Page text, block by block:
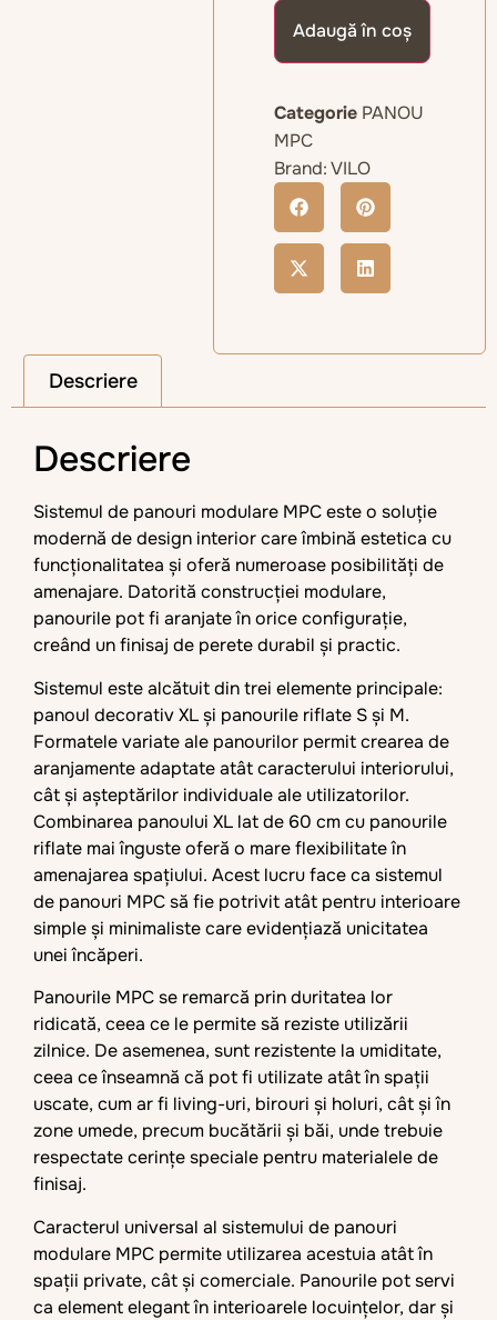
Adaugă în coș
Categorie PANOU
MPC
Brand:VILO
Descriere
Descriere
Sistemul de panouri modulare MPC este o soluție
modernă de design interior care îmbină estetica cu
funcționalitatea și oferă numeroase posibilități de
amenajare. Datorită construcției modulare,
panourile pot fi aranjate în orice configurație,
creând un finisaj de perete durabil și practic.
Sistemul este alcătuit din trei elemente principale:
panoul decorativ XL și panourile riflate S și M.
Formatele variate ale panourilor permit crearea de
aranjamente adaptate atât caracterului interiorului,
cât și așteptărilor individuale ale utilizatorilor.
Combinarea panoului XL lat de 60 cm cu panourile
riflate mai înguste oferă o mare flexibilitate în
amenajarea spațiului. Acest lucru face ca sistemul
de panouri MPC să fie potrivit atât pentru interioare
simple și minimaliste care evidențiază unicitatea
unei încăperi.
Panourile MPC se remarcă prin duritatea lor
ridicată, ceea ce le permite să reziste utilizării
zilnice. De asemenea, sunt rezistente la umiditate,
ceea ce înseamnă că pot fi utilizate atât în spații
uscate, cum ar fi living-uri, birouri și holuri, cât și în
zone umede, precum bucătării și băi, unde trebuie
respectate cerințe speciale pentru materialele de
finisaj.
Caracterul universal al sistemului de panouri
modulare MPC permite utilizarea acestuia atât în
spații private, cât și comerciale. Panourile pot servi
ca element elegant în interioarele locuințelor, dar și